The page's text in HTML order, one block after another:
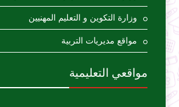
وزارة التكوين و التعليم المهنيين
مواقع مديريات التربية
مواقعي التعليمية